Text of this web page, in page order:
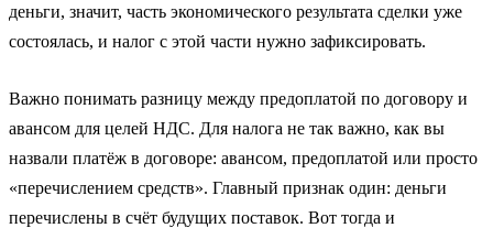
деньги, значит, часть экономического результата сделки уже
состоялась, и налог с этой части нужно зафиксировать.
Важно понимать разницу между предоплатой по договору и
аванcом для целей НДС. Для налога не так важно, как вы
назвали платёж в договоре: авансом, предоплатой или просто
«перечислением средств». Главный признак один: деньги
перечислены в счёт будущих поставок. Вот тогда и